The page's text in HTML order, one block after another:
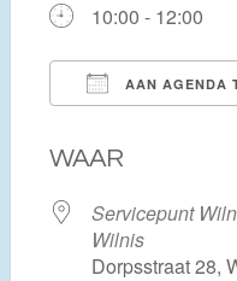
10:00 - 12:00
AAN AGENDA
WAAR
Servicepunt
Wilnis
Dorpsstraat 28,